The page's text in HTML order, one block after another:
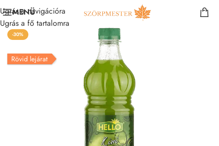
Ugrás a navigációra
Ugrás a fő tartalomra
MENÜ
-30%
Rövid lejárat